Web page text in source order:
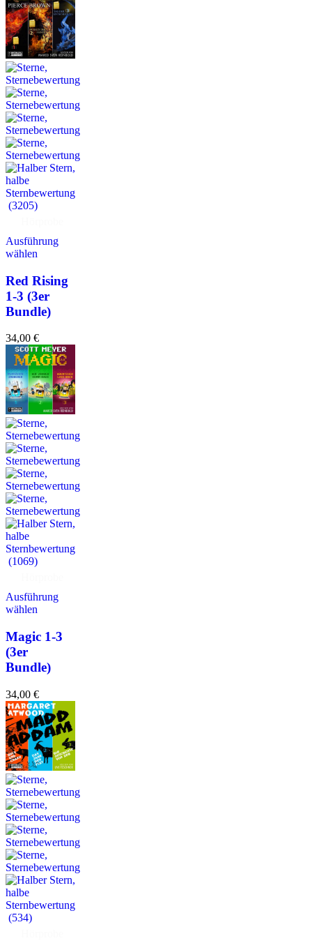
(3205)
Ausführung
wählen
Red Rising
1-3 (3er
Bundle)
34,00 €
(1069)
Ausführung
wählen
Magic 1-3
(3er
Bundle)
34,00 €
(534)